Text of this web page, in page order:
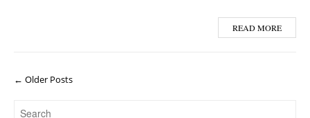
READ MORE
← Older Posts